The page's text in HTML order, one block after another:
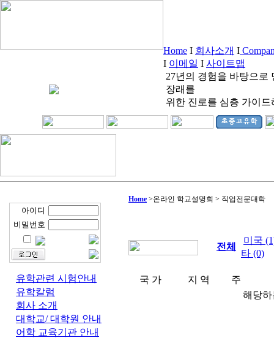
Home I 회사소개 I
I 이메일 I 사이트맵
27년의 경험을 바탕으로
장래를
위한 진로를 심층 가이드
아이디
비밀번호
유학관련 시험안내
유학칼럼
회사 소개
대학교/ 대학원 안내
어학 교육기관 안내
Home >온라인 학교설명회 > 직업전문대학
전체
미국
타 (0)
국 가 지 역
주
해당